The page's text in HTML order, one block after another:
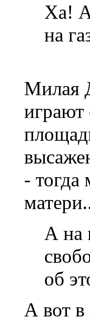
Ха! А
на
Милая
играют
- тогда
А на
об
А вот